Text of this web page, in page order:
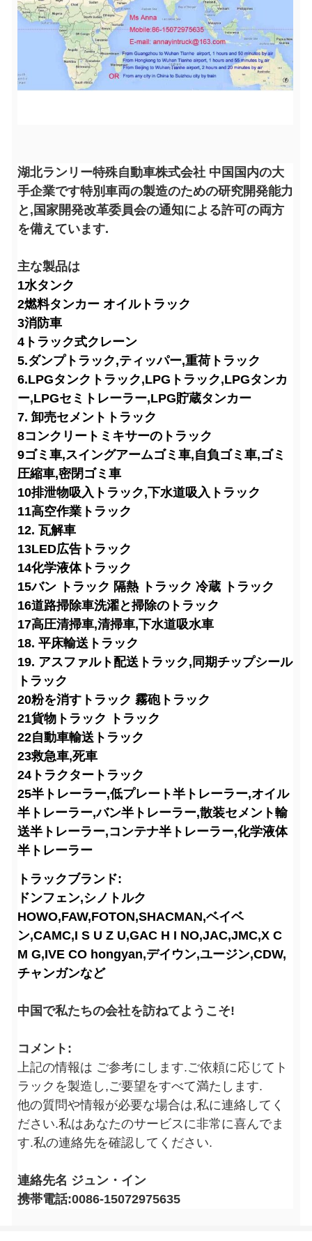
湖北ランリー特殊自動車株式会社 中国国内の大
手企業です特別車両の製造のための研究開発能力
と,国家開発改革委員会の通知による許可の両方
を備えています.
主な製品は
1水タンク
2燃料タンカー オイルトラック
3消防車
4トラック式クレーン
5.ダンプトラック,ティッパー,重荷トラック
6.LPGタンクトラック,LPGトラック,LPGタンカ
ー,LPGセミトレーラー,LPG貯蔵タンカー
7. 卸売セメントトラック
8コンクリートミキサーのトラック
9ゴミ車,スイングアームゴミ車,自負ゴミ車,ゴミ
圧縮車,密閉ゴミ車
10排泄物吸入トラック,下水道吸入トラック
11高空作業トラック
12. 瓦解車
13LED広告トラック
14化学液体トラック
15バン トラック 隔熱 トラック 冷蔵 トラック
16道路掃除車洗濯と掃除のトラック
17高圧清掃車,清掃車,下水道吸水車
18. 平床輸送トラック
19. アスファルト配送トラック,同期チップシール
トラック
20粉を消すトラック 霧砲トラック
21貨物トラック トラック
22自動車輸送トラック
23救急車,死車
24トラクタートラック
25半トレーラー,低プレート半トレーラー,オイル
半トレーラー,バン半トレーラー,散装セメント輸
送半トレーラー,コンテナ半トレーラー,化学液体
半トレーラー
トラックブランド:
ドンフェン,シノトルク
HOWO,FAW,FOTON,SHACMAN,ベイベ
ン,CAMC,I S U Z U,GAC H I NO,JAC,JMC,X C
M G,IVE CO hongyan,デイウン,ユージン,CDW,
チャンガンなど
中国で私たちの会社を訪ねてようこそ!
コメント:
上記の情報は ご参考にします.ご依頼に応じてト
ラックを製造し,ご要望をすべて満たします.
他の質問や情報が必要な場合は,私に連絡してく
ださい.私はあなたのサービスに非常に喜んでま
す.私の連絡先を確認してください.
連絡先名 ジュン・イン
携帯電話:0086-15072975635